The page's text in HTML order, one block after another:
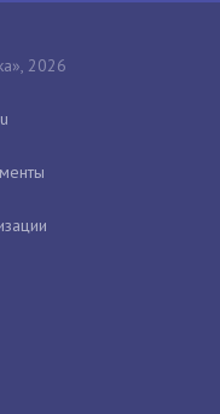
2026